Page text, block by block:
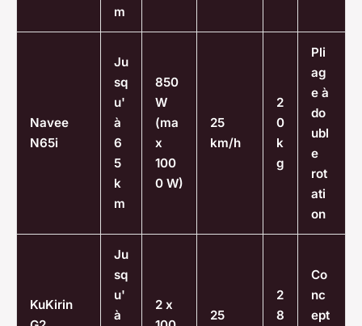
m
Navee
N65i
Ju
sq
u'
à
6
5
k
m
850
W
(ma
x
100
0 W)
25
km/h
2
0
k
g
Pli
ag
e à
do
ubl
e
rot
ati
on
KuKirin
Ju
sq
u'
à
2 x
25
2
8
Co
nc
ept